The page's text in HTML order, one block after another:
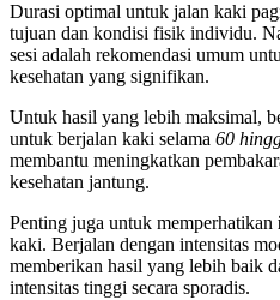
Durasi optimal untuk jalan kaki
tujuan dan kondisi fisik individu.
sesi adalah rekomendasi umum
kesehatan yang signifikan.
Untuk hasil yang lebih maksimal,
untuk berjalan kaki selama 60
membantu meningkatkan
kesehatan jantung.
Penting juga untuk memperhatikan
kaki. Berjalan dengan intensitas
memberikan hasil yang lebih baik
intensitas tinggi secara sporadis.